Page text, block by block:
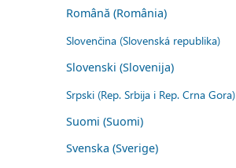
Română (România)
Slovenčina (Slovenská republika)
Slovenski (Slovenija)
Srpski (Rep. Srbija i Rep. Crna Gora)
Suomi (Suomi)
Svenska (Sverige)